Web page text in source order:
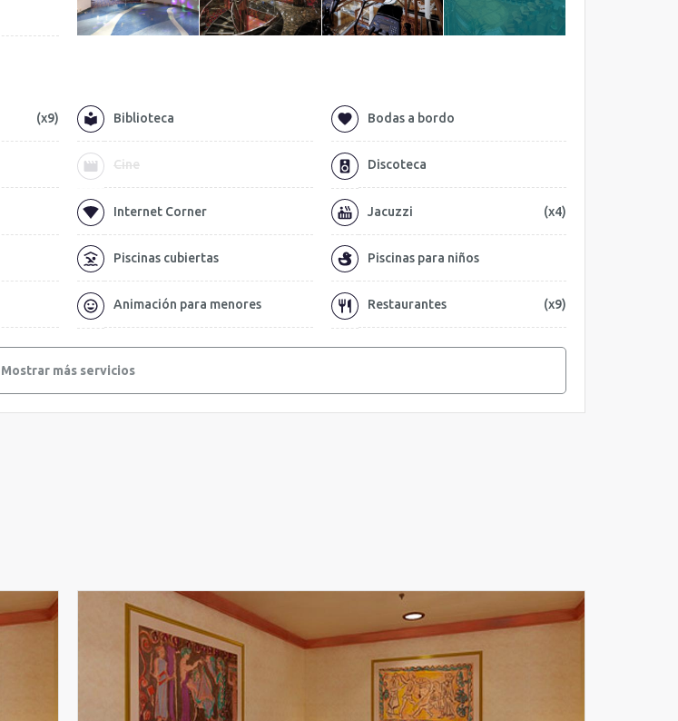
(x9) Biblioteca Bodas a bordo
Cine Discoteca
Internet Corner Jacuzzi (x4)
Piscinas cubiertas Piscinas para niños
Animación para menores Restaurantes (x9)
Mostrar más servicios